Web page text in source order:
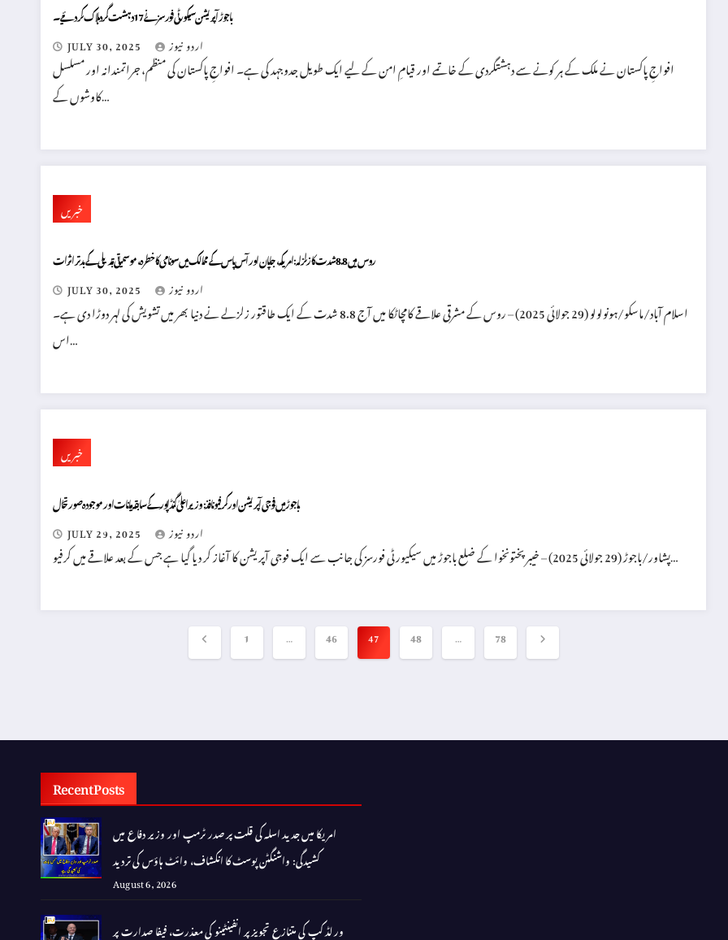
باجوڑ آپریشن سیکورٹی فورسز نے 17 دہشت گرد ہلاک کر دئیے ۔
JULY 30, 2025
اردو نیوز
افواجِ پاکستان نے ملک کے ہر کونے سے دہشتگردی کے خاتمے اور قیامِ امن کے لیے ایک طویل جدوجہد کی ہے۔ افواجِ پاکستان کی منظم، جراتمندانہ اور مسلسل
کاوشوں کے…
خبریں
روس میں 8.8 شدت کا زلزلہ: امریکہ، جاپان اور آس پاس کے ممالک میں سونامی کا خطرہ، موسمیاتی تبدیلی کے بدتر اثرات
JULY 30, 2025
اردو نیوز
اسلام آباد/ماسکو/ہونولولو (29 جولائی 2025) – روس کے مشرقی علاقے کامچاٹکا میں آج 8.8 شدت کے ایک طاقتور زلزلے نے دنیا بھر میں تشویش کی لہر دوڑا دی ہے۔
اس…
خبریں
باجوڑ میں فوجی آپریشن اور کرفیو نافذ: وزیراعلیٰ گنڈاپور کے سابقہ بیانات اور موجودہ صورتحال
JULY 29, 2025
اردو نیوز
پشاور/باجوڑ (29 جولائی 2025) – خیبرپختونخوا کے ضلع باجوڑ میں سیکیورٹی فورسز کی جانب سے ایک فوجی آپریشن کا آغاز کر دیا گیا ہے جس کے بعد علاقے میں کرفیو…
Posts
pagination
1 … 46 47 48 … 78
Recent Posts
امریکا میں جدید اسلہ کی قلت پر صدر ٹرمپ اور وزیر دفاع میں
کشیدگی: واشنگٹن پوسٹ کا انکشاف، وائٹ ہاؤس کی تردید
August 6, 2026
ورلڈ کپ کی متنازع تجویز پر انفینٹینو کی معذرت، فیفا صدارت پر